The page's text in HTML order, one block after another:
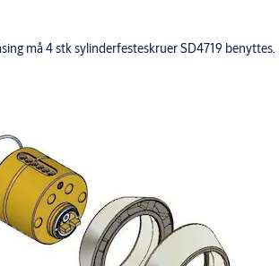
må 4 stk sylinderfesteskruer SD4719 benyttes.